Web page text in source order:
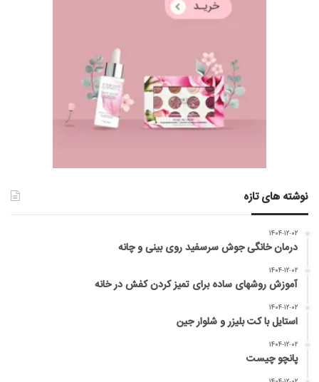
نوشته های تازه
۱۴۰۴-۱۲-۰۲
درمان خانگی جوش سرسفید روی بینی و چانه
۱۴۰۴-۱۲-۰۲
آموزش روشهای ساده برای تمیز کردن کفش در خانه
۱۴۰۴-۱۲-۰۲
استایل با کت بلیزر و شلوار جین
۱۴۰۴-۱۲-۰۲
پانچو چیست